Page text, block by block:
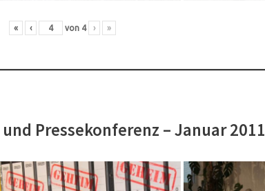
« ‹ von 4 › »
Pressekonferenz – Januar 2011